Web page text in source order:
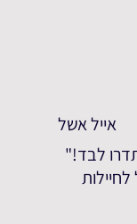
אייל אשל
לבד!"